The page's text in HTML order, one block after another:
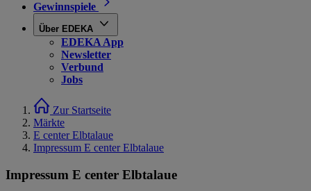
Gewinnspiele
Über EDEKA
EDEKA App
Newsletter
Verbund
Jobs
Zur Startseite
Märkte
E center Elbtalaue
Impressum E center Elbtalaue
Impressum E center Elbtalaue